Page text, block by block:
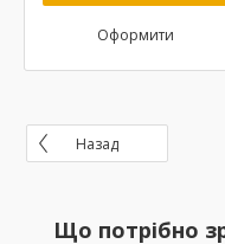
Оформити
Назад
Що потрібно